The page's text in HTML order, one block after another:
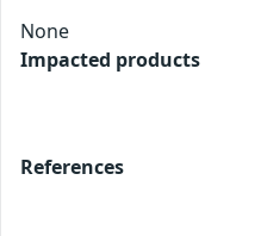
None
Impacted products
References